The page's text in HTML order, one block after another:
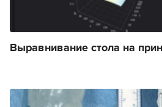
Выравнивание стола на